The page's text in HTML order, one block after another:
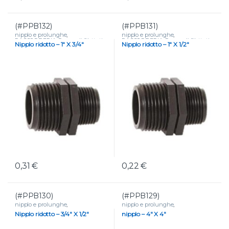
(#PPB132)
nipplo e prolunghe,
RACCORDERIA Raccordi filettati
in polipropilene
Nipplo ridotto – 1″ X 3/4″
0,31€
(#PPB131)
nipplo e prolunghe,
RACCORDERIA Raccordi filettati
in polipropilene
Nipplo ridotto – 1″ X 1/2″
0,22€
(#PPB130)
nipplo e prolunghe,
RACCORDERIA Raccordi filettati
in polipropilene
Nipplo ridotto – 3/4″ X 1/2″
(#PPB129)
nipplo e prolunghe,
RACCORDERIA,Raccordi filettati
in polipropilene
nipplo – 4″ X 4″